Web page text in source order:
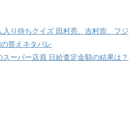
入り待ちクイズ 田村亮、吉村崇、フジ
答えネタバレ
ーパー店員 日給査定金額の結果は？